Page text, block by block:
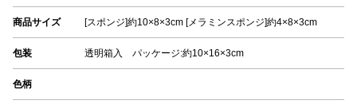
商品サイズ [スポンジ]約10×8×3cm [メラミンスポンジ]約4×8×3cm
包装 透明箱入 パッケージ:約10×16×3cm
色柄